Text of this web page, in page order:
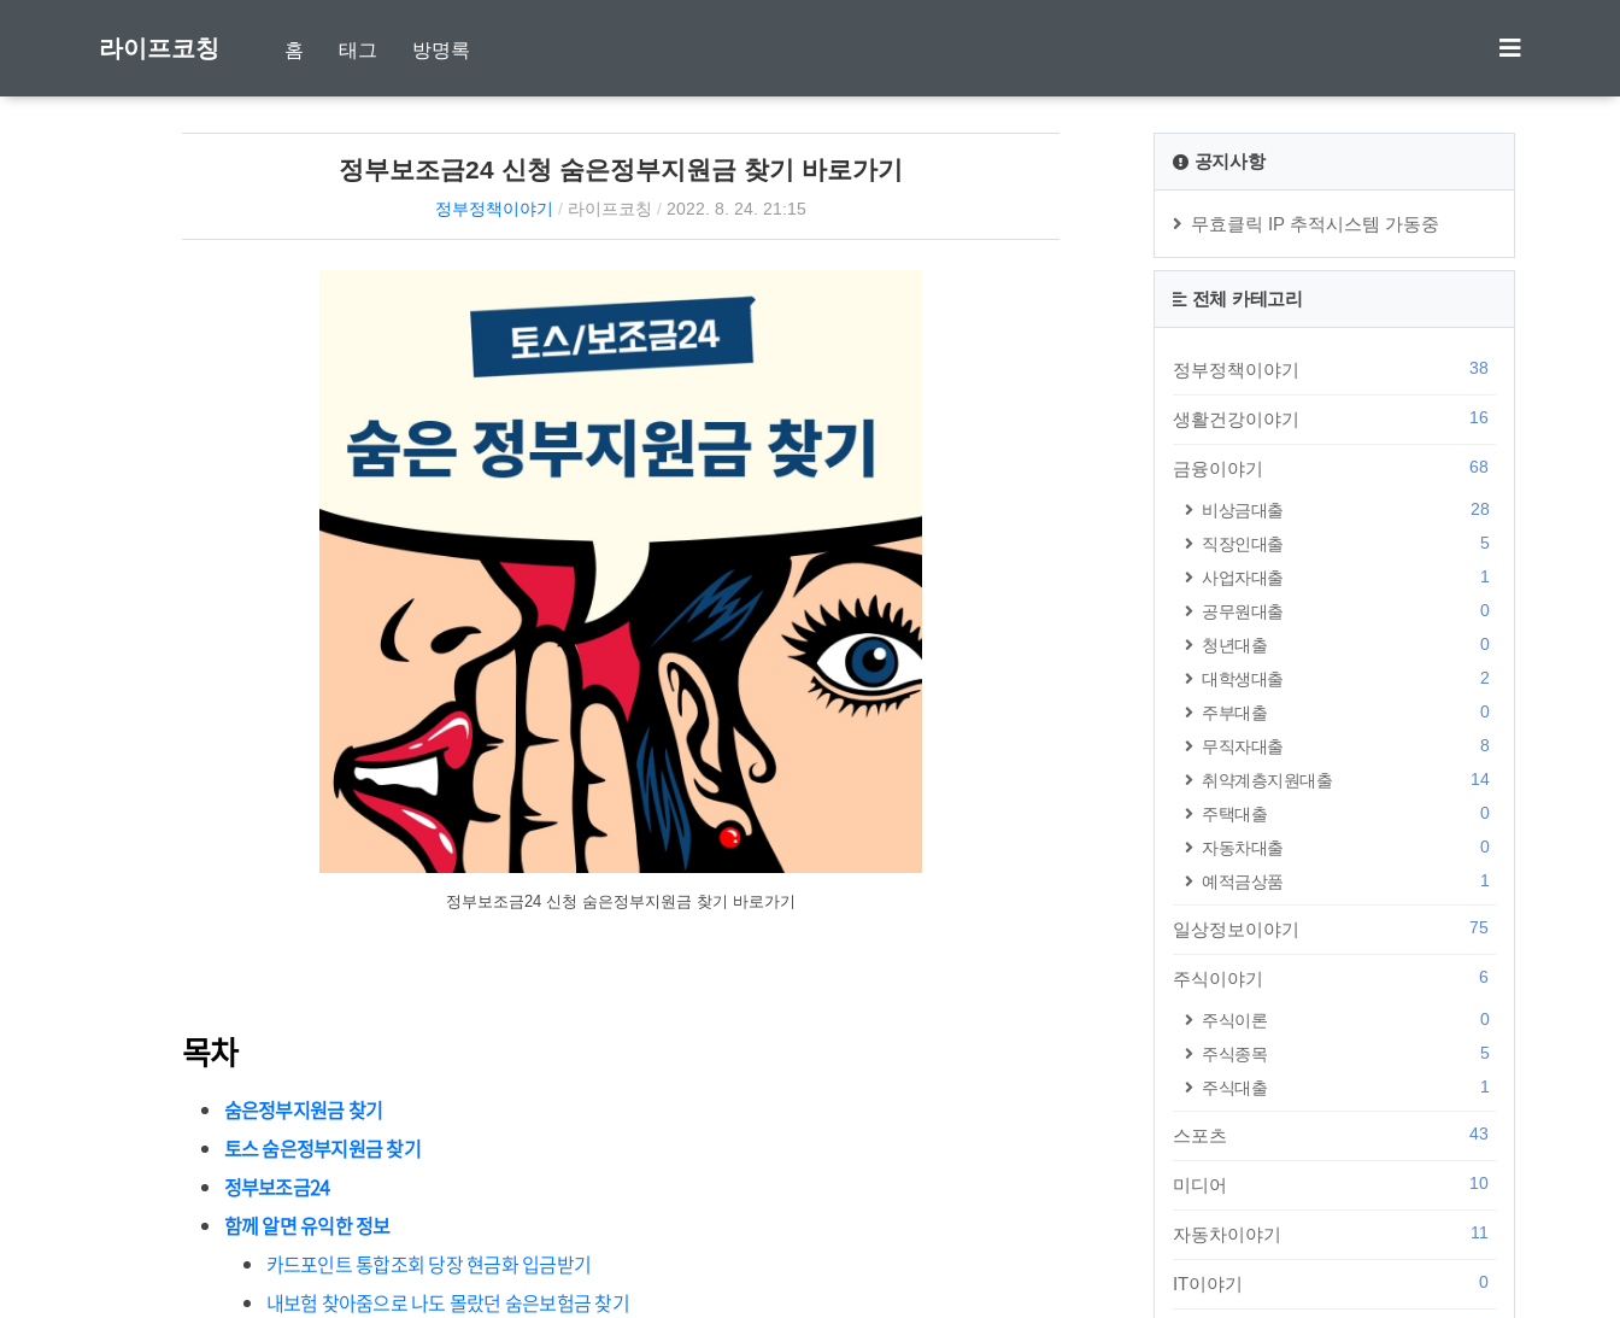
라이프코칭 홈 태그 방명록
정부보조금24 신청 숨은정부지원금 찾기 바로가기
정부정책이야기 / 라이프코칭 / 2022. 8. 24. 21:15
정부보조금24 신청 숨은정부지원금 찾기 바로가기
목차
숨은정부지원금 찾기
토스 숨은정부지원금 찾기
정부보조금24
함께 알면 유익한 정보
카드포인트 통합조회 당장 현금화 입금받기
내보험 찾아줌으로 나도 몰랐던 숨은보험금 찾기
공지사항
무효클릭 IP 추적시스템 가동중
전체 카테고리
정부정책이야기 38
생활건강이야기 16
금융이야기 68
비상금대출
28
직장인대출
5
사업자대출
1
공무원대출
0
청년대출
0
대학생대출
2
주부대출
0
무직자대출
8
취약계층지원대출
14
주택대출
0
자동차대출
0
예적금상품
1
일상정보이야기 75
주식이야기 6
주식이론
0
주식종목
5
주식대출
1
스포츠 43
미디어 10
자동차이야기 11
IT이야기 0